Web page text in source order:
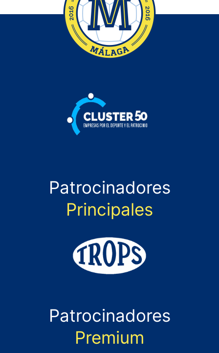
Patrocinadores
Principales
Patrocinadores
Premium